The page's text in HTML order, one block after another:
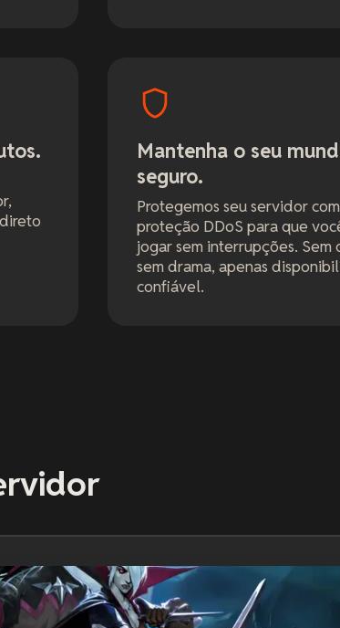
Mantenha o seu
seguro.
Protegemos seu servidor
proteção DDoS para que
jogar sem interrupções. Sem
sem drama, apenas
confiável.